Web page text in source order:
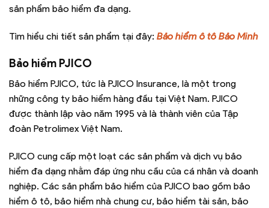
sản phẩm bảo hiểm đa dạng.
Tìm hiểu chi tiết sản phẩm tại đây: Bảo hiểm ô tô Bảo Minh
Bảo hiểm PJICO
Bảo hiểm PJICO, tức là PJICO Insurance, là một trong
những công ty bảo hiểm hàng đầu tại Việt Nam. PJICO
được thành lập vào năm 1995 và là thành viên của Tập
đoàn Petrolimex Việt Nam.
PJICO cung cấp một loạt các sản phẩm và dịch vụ bảo
hiểm đa dạng nhằm đáp ứng nhu cầu của cá nhân và doanh
nghiệp. Các sản phẩm bảo hiểm của PJICO bao gồm bảo
hiểm ô tô, bảo hiểm nhà chung cư, bảo hiểm tài sản, bảo